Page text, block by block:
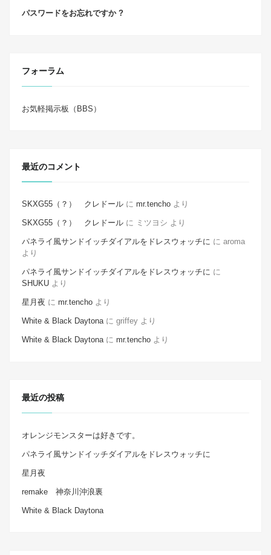
パスワードをお忘れですか ?
フォーラム
お気軽掲示板（BBS）
最近のコメント
SKXG55（？） クレドール に mr.tencho より
SKXG55（？） クレドール に ミツヨシ より
パネライ風サンドイッチダイアルをドレスウォッチに に aroma
より
パネライ風サンドイッチダイアルをドレスウォッチに に
SHUKU より
星月夜 に mr.tencho より
White & Black Daytonaに griffey より
White & Black Daytonaに mr.tencho より
最近の投稿
オレンジモンスターは好きです。
パネライ風サンドイッチダイアルをドレスウォッチに
星月夜
remake 神奈川沖浪裏
White & Black Daytona